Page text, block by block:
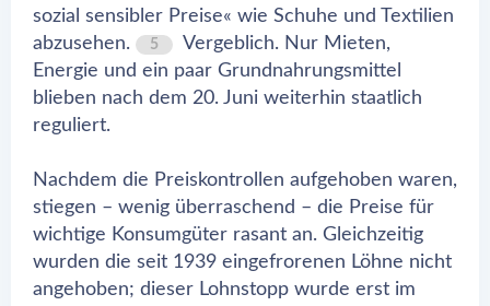
sozial sensibler Preise« wie Schuhe und Textilien
abzusehen.
5
Vergeblich. Nur Mieten,
Energie und ein paar Grundnahrungsmittel
blieben nach dem 20. Juni weiterhin staatlich
reguliert.
Nachdem die Preiskontrollen aufgehoben waren,
stiegen – wenig überraschend – die Preise für
wichtige Konsumgüter rasant an. Gleichzeitig
wurden die seit 1939 eingefrorenen Löhne nicht
angehoben; dieser Lohnstopp wurde erst im